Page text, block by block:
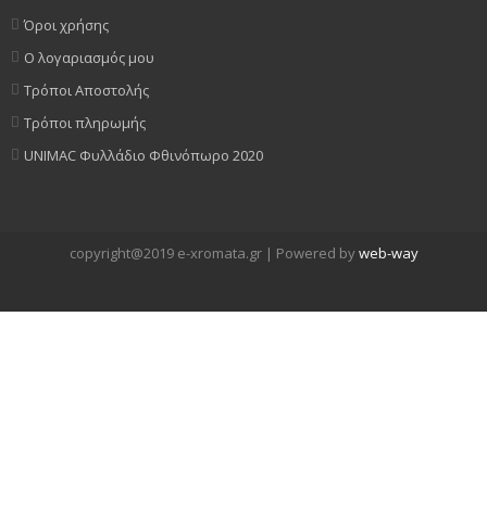
Όροι χρήσης
Ο λογαριασμός μου
Τρόποι Αποστολής
Τρόποι πληρωμής
UNIMAC Φυλλάδιο Φθινόπωρο 2020
copyright@2019 e-xromata.gr | Powered byweb-way